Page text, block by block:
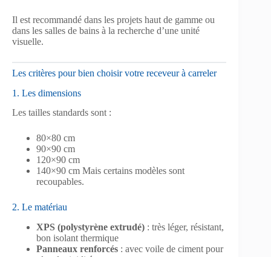
Il est recommandé dans les projets haut de gamme ou
dans les salles de bains à la recherche d’une unité
visuelle.
Les critères pour bien choisir votre receveur à carreler
1. Les dimensions
Les tailles standards sont :
80×80 cm
90×90 cm
120×90 cm
140×90 cm Mais certains modèles sont
recoupables.
2. Le matériau
XPS (polystyrène extrudé) : très léger, résistant,
bon isolant thermique
Panneaux renforcés : avec voile de ciment pour